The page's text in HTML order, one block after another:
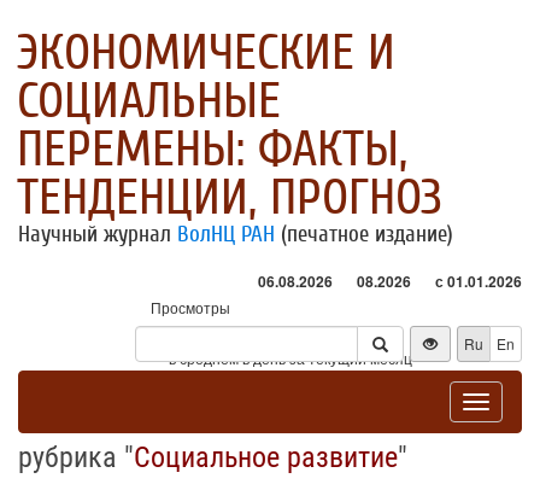
ЭКОНОМИЧЕСКИЕ И
СОЦИАЛЬНЫЕ
ПЕРЕМЕНЫ: ФАКТЫ,
ТЕНДЕНЦИИ, ПРОГНОЗ
Научный журнал ВолНЦ РАН (печатное издание)
06.08.2026 08.2026 с 01.01.2026
Просмотры
Посетители
* - в среднем в день за текущий месяц
Ru En
Toggle
рубрика "Социальное развитие"